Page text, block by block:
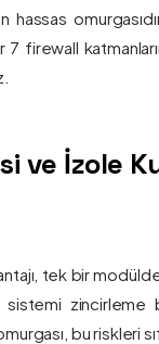
hassas
7 firewall
ve İzole
tek bir
sistemi zincirleme
bu riskleri